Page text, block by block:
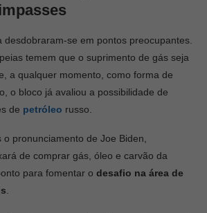
desdobraram-se em pontos preocupantes.
temem que o suprimento de gás seja
a qualquer momento, como forma de
o bloco já avaliou a possibilidade de
de petróleo russo.
pronunciamento de Joe Biden,
de comprar gás, óleo e carvão da
para fomentar o desafio na área de